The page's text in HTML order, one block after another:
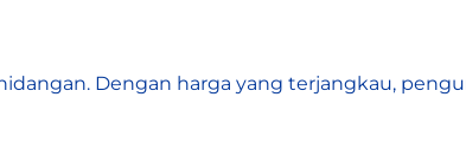
Dengan harga yang terjangkau,